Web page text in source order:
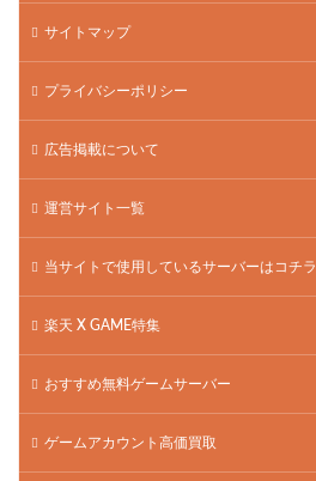
サイトマップ
プライバシーポリシー
広告掲載について
運営サイト一覧
当サイトで使用しているサーバーはコチラ
楽天 X GAME特集
おすすめ無料ゲームサーバー
ゲームアカウント高価買取